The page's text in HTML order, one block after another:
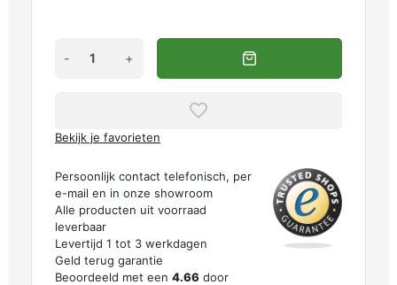
- +
Bekijk je favorieten
Persoonlijk contact telefonisch, per
e-mail en in onze showroom
Alle producten uit voorraad
leverbaar
Levertijd 1 tot 3 werkdagen
Geld terug garantie
Beoordeeld met een 4.66 door